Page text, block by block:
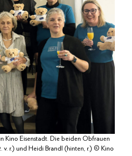
Kino Eisenstadt. Die beiden Obfrauen
v. r.) und Heidi Brandl (hinten, r.) © Kino